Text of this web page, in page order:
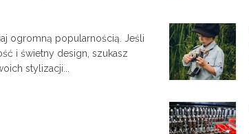
ogromną popularnością. Jeśli
i świetny design, szukasz
stylizacji...